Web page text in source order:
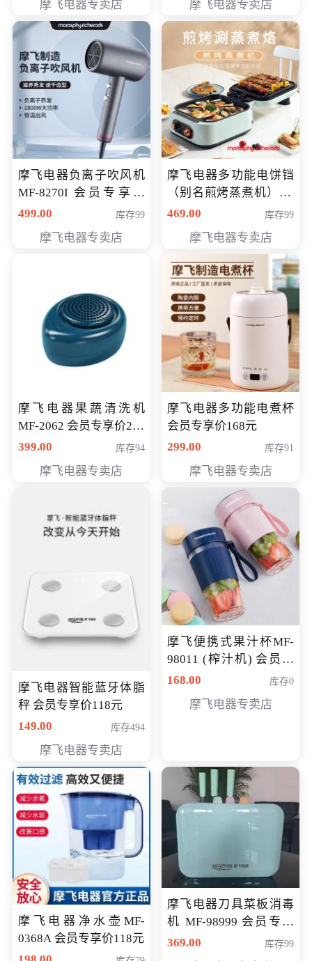
摩飞电器专卖店 摩飞电器专卖店
摩飞电器负离子吹风机
MF-8270I 会员专享价
369元
499.00 库存99
摩飞电器专卖店
摩飞电器多功能电饼铛
（别名煎烤蒸煮机） 型
号MF-8888B 会员专享
469.00 库存99
摩飞电器专卖店
摩飞电器果蔬清洗机
MF-2062 会员专享价268
元
399.00 库存94
摩飞电器专卖店
摩飞电器多功能电煮杯
会员专享价168元
299.00
库存91
摩飞电器专卖店
摩飞电器智能蓝牙体脂
秤 会员专享价118元
149.00
库存494
摩飞电器专卖店
摩飞便携式果汁杯MF-
98011 (榨汁机) 会员专
享价138元
168.00 库存0
摩飞电器专卖店
摩飞电器净水壶MF-
0368A 会员专享价118元
摩飞电器刀具菜板消毒
机 MF-98999 会员专享
价286元
369.00 库存99